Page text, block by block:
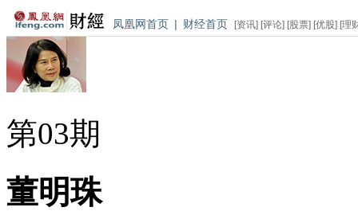
凤凰网首页 | 财经首页 [资讯] [评论] [股票] [优股] [理
第03期
董明珠